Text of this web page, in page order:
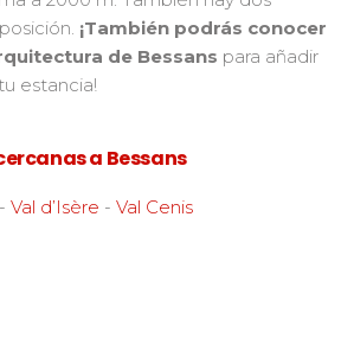
¡También podrás conocer
de Bessans para añadir
estancia!
a Bessans
- Val d’Isère - Val Cenis